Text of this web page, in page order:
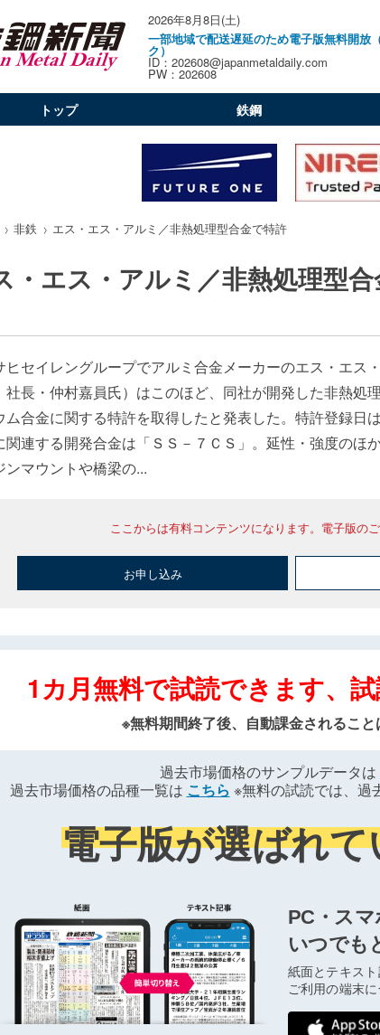
2026年8月8日(土)
一部地域で配送遅延のため電子版無料開放
ク）
ID：202608@japanmetaldaily.com
PW：202608
トップ 鉄鋼
非鉄 エス・エス・アルミ／非熱処理型合金で特許
・エス・アルミ／非熱処理型
セイレングループでアルミ合金メーカーのエス・エス
社長・仲村嘉員氏）はこのほど、同社が開発した非熱処
ム合金に関する特許を取得したと発表した。特許登録
関連する開発合金は「ＳＳ－７ＣＳ」。延性・強度のほ
ンマウントや橋梁の...
ここからは有料コンテンツになります。電子版のご
お申し込み
1カ月無料で試読できます、
※無料期間終了後、自動課金されるこ
過去市場価格のサンプルデータは
過去市場価格の品種一覧は こちら ※無料の試読では、過
電子版が選ばれて
PC・ス
いつでも
紙面とテキス
ご利用の端末